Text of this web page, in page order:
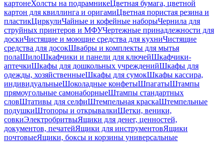
картонеХолсты на подрамникеЦветная бумага, цветной
картон для квиллинга и оригамиЦветная пористая резина и
пластикЦиркулиЧайные и кофейные наборыЧернила для
струйных принтеров и МФУЧертежные принадлежности для
доскиЧистящие и моющие средства для кухниЧистящие
средства для досокШвабры и комплекты для мытья
полаШилоШкафчики и панели для ключейШкафчики-
аптечкиШкафы для дошкольных учрежденийШкафы для
одежды, хозяйственныеШкафы для сумокШкафы кассира,
индивидуальныеШоколадные конфетыШпагатыШтампы
прямоугольные самонаборныеШтампы стандартных
словШтативы для селфиШтемпельная краскаШтемпельные
подушкиШтопоры и открывалкиЩетки, веники,
совкиЭлектробритвыЯщики для денег, ценностей,
документов, печатейЯщики для инструментовЯщики
почтовыеЯщики, боксы и корзины универсальные